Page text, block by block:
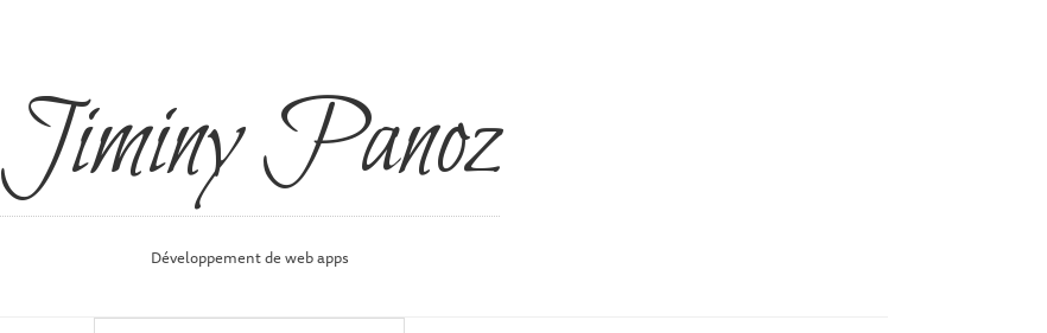
Jiminy Panoz
Développement de web apps